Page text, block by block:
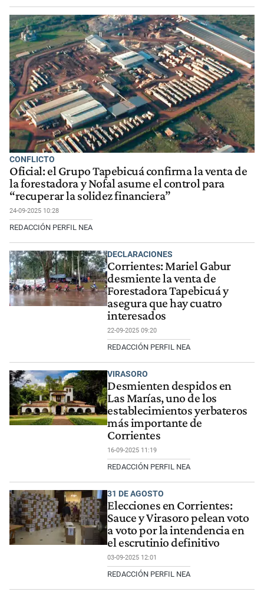
CONFLICTO
Oficial: el Grupo Tapebicuá confirma la venta de
la forestadora y Nofal asume el control para
“recuperar la solidez financiera”
24-09-2025 10:28
REDACCIÓN PERFIL NEA
DECLARACIONES
Corrientes: Mariel Gabur
desmiente la venta de
Forestadora Tapebicuá y
asegura que hay cuatro
interesados
22-09-2025 09:20
REDACCIÓN PERFIL NEA
VIRASORO
Desmienten despidos en
Las Marías, uno de los
establecimientos yerbateros
más importante de
Corrientes
16-09-2025 11:19
REDACCIÓN PERFIL NEA
31 DE AGOSTO
Elecciones en Corrientes:
Sauce y Virasoro pelean voto
a voto por la intendencia en
el escrutinio definitivo
03-09-2025 12:01
REDACCIÓN PERFIL NEA